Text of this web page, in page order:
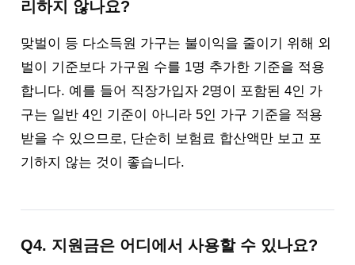
리하지 않나요?
맞벌이 등 다소득원 가구는 불이익을 줄이기 위해 외
벌이 기준보다 가구원 수를 1명 추가한 기준을 적용
합니다. 예를 들어 직장가입자 2명이 포함된 4인 가
구는 일반 4인 기준이 아니라 5인 가구 기준을 적용
받을 수 있으므로, 단순히 보험료 합산액만 보고 포
기하지 않는 것이 좋습니다.
Q4. 지원금은 어디에서 사용할 수 있나요?